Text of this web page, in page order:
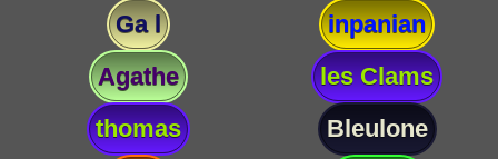
Ga l
inpanian
Agathe
les Clams
thomas
Bleulone